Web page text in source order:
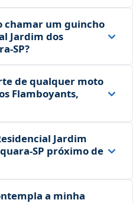
chamar um guincho
Jardim dos
de qualquer moto
Flamboyants,
Jardim
próximo de
a minha